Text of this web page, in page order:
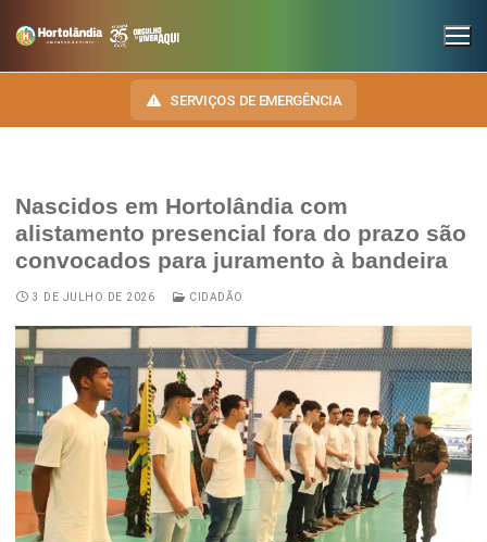
SERVIÇOS DE EMERGÊNCIA
INSTITUCIONAL
SECRETARIAS
Administração e Gestão de Pessoal
Assuntos Jurídicos
Cultura
Desenvolvimento Econômico, Trabalho, Turismo e Inovação
Educação, Ciência e Tecnologia
Esporte e Lazer
NOSSA CIDADE
HINO, BRASÃO E BANDEIRA
Autoridades do Município
Downloads
Telefones Úteis
Notícias Anteriores a 2024
TRANSPARÊNCIA
OUVIDORIA
DIÁRIO OFICIAL
LEIS MUNICIPAIS
Nascidos em Hortolândia com
alistamento presencial fora do prazo são
convocados para juramento à bandeira
3 DE JULHO DE 2026 CIDADÃO